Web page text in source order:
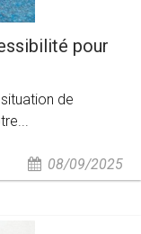
pour
de
08/09/2025